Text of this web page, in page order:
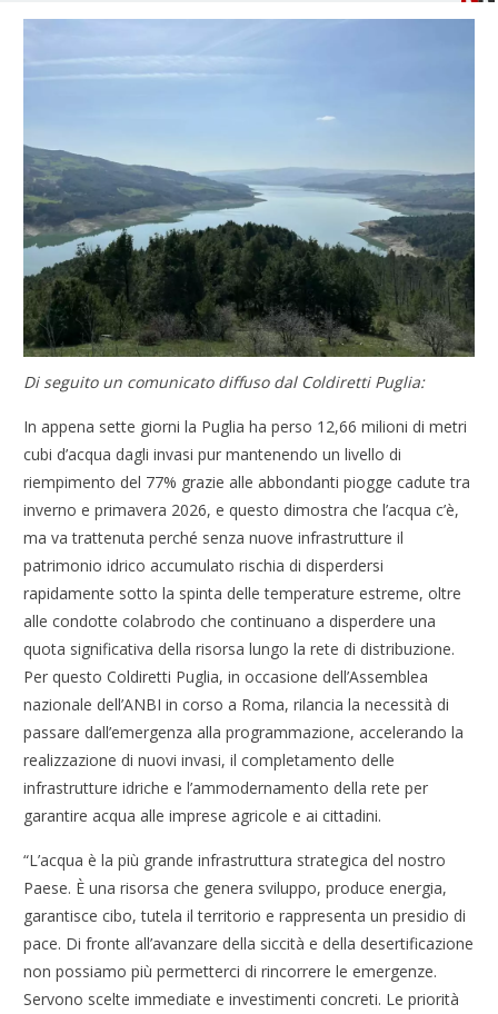
Di seguito un comunicato diffuso dal Coldiretti Puglia:
In appena sette giorni la Puglia ha perso 12,66 milioni di metri
cubi d’acqua dagli invasi pur mantenendo un livello di
riempimento del 77% grazie alle abbondanti piogge cadute tra
inverno e primavera 2026, e questo dimostra che l’acqua c’è,
ma va trattenuta perché senza nuove infrastrutture il
patrimonio idrico accumulato rischia di disperdersi
rapidamente sotto la spinta delle temperature estreme, oltre
alle condotte colabrodo che continuano a disperdere una
quota significativa della risorsa lungo la rete di distribuzione.
Per questo Coldiretti Puglia, in occasione dell’Assemblea
nazionale dell’ANBI in corso a Roma, rilancia la necessità di
passare dall’emergenza alla programmazione, accelerando la
realizzazione di nuovi invasi, il completamento delle
infrastrutture idriche e l’ammodernamento della rete per
garantire acqua alle imprese agricole e ai cittadini.
“L’acqua è la più grande infrastruttura strategica del nostro
Paese. È una risorsa che genera sviluppo, produce energia,
garantisce cibo, tutela il territorio e rappresenta un presidio di
pace. Di fronte all’avanzare della siccità e della desertificazione
non possiamo più permetterci di rincorrere le emergenze.
Servono scelte immediate e investimenti concreti. Le priorità